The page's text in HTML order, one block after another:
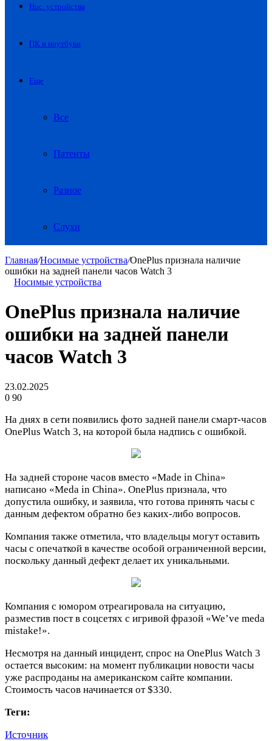
Нос. устройства
ПК и ноутбуки
Еще
Все
Патенты
Разное
Слухи
Главная/Носимые устройства/OnePlus признала наличие
ошибки на задней панели часов Watch 3
Носимые устройства
OnePlus признала наличие
ошибки на задней панели
часов Watch 3
23.02.2025
0 90
На днях в сети появились фото задней панели смарт-часов
OnePlus Watch 3, на которой была надпись с ошибкой.
На задней стороне часов вместо «Made in China»
написано «Meda in China». OnePlus признала, что
допустила ошибку, и заявила, что готова принять часы с
данным дефектом обратно без каких-либо вопросов.
Компания также отметила, что владельцы могут оставить
часы с опечаткой в качестве особой ограниченной версии,
поскольку данный дефект делает их уникальными.
Компания с юмором отреагировала на ситуацию,
разместив пост в соцсетях с игривой фразой «We’ve meda
mistake!».
Несмотря на данный инцидент, спрос на OnePlus Watch 3
остается высоким: на момент публикации новости часы
уже распроданы на американском сайте компании.
Стоимость часов начинается от $330.
Теги:
Источник